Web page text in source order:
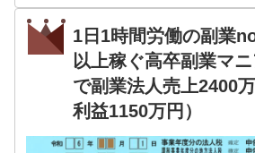
1日1時間労働の副業
以上稼ぐ高卒副業マ
で副業法人売上2400
利益1150万円）